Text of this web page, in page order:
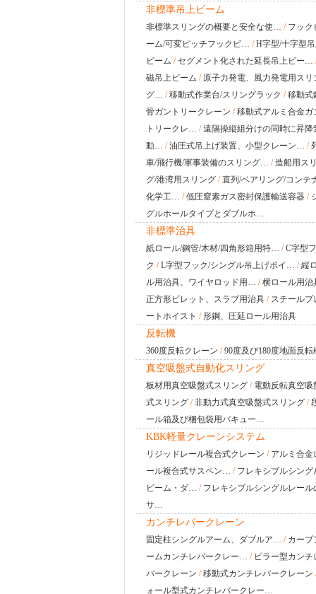
非標準吊上ビーム
非標準スリングの概要と安全な使… / フック
ーム/可変ピッチフックビ… /H字型/十字型
ビーム /セグメント化された延長吊上ビー…
磁吊上ビーム / 原子力発電、風力発電用スリ
グ… /移動式作業台/スリングラック /移動式
骨ガントリークレーン /移動式アルミ合金ガ
トリークレ… /遠隔操縦組分けの同時に昇降
動… /油圧式吊上げ装置、小型クレーン… /
車/飛行機/軍事装備のスリング… /造船用ス
グ/港湾用スリング /直列/ベアリング/コンテ
化学工… /低圧窒素ガス密封保護輸送容器 /
グルホールタイプとダブルホ…
非標準治具
紙ロール/鋼管/木材/四角形箱用特… /C字型
ク /L字型フック/シングル吊上げポイ… /縦
ル用治具、ワイヤロッド用… /横ロール用治
正方形ビレット、スラブ用治具 / スチールプ
ートホイスト /形鋼、圧延ロール用治具
反転機
360度反転クレーン /90度及び180度地面反転
真空吸盤式自動化スリング
板材用真空吸盤式スリング / 電動反転真空吸
式スリング /非動力式真空吸盤式スリング /
ール箱及び梱包袋用バキュー…
KBK軽量クレーンシステム
リジッドレール複合式クレーン / アルミ合金
ール複合式サスペン… / フレキシブルシング
ビーム・ダ… / フレキシブルシングルレール
サ…
カンチレバークレーン
固定柱シングルアーム、ダブルア… / カーブ
ームカンチレバークレー… / ピラー型カンチ
バークレーン /移動式カンチレバークレーン
ォール型式カンチレバークレー…